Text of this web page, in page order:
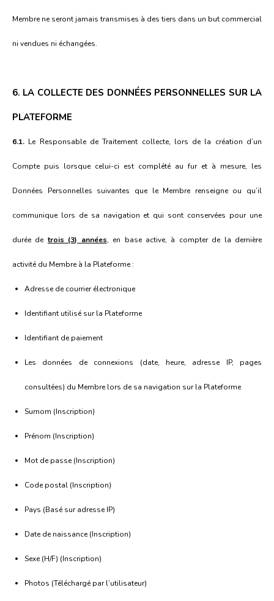
Membre ne seront jamais transmises à des tiers dans un but commercial
ni vendues ni échangées.
6. LA COLLECTE DES DONNÉES PERSONNELLES SUR LA
PLATEFORME
6.1. Le Responsable de Traitement collecte, lors de la création d’un
Compte puis lorsque celui-ci est complété au fur et à mesure, les
Données Personnelles suivantes que le Membre renseigne ou qu’il
communique lors de sa navigation et qui sont conservées pour une
durée detrois (3) années, en base active, à compter de la dernière
activité du Membre à la Plateforme :
Adresse de courrier électronique
Identifiant utilisé sur la Plateforme
Identifiant de paiement
Les données de connexions (date, heure, adresse IP, pages
consultées) du Membre lors de sa navigation sur la Plateforme
Surnom (Inscription)
Prénom (Inscription)
Mot de passe (Inscription)
Code postal (Inscription)
Pays (Basé sur adresse IP)
Date de naissance (Inscription)
Sexe (H/F) (Inscription)
Photos (Téléchargé par l’utilisateur)